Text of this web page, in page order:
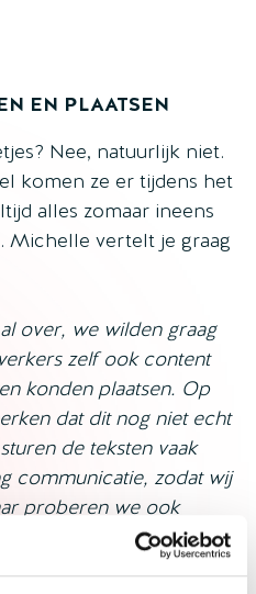
EN PLAATSEN
Nee, natuurlijk niet.
komen ze er tijdens het
alles zomaar ineens
Michelle vertelt je graag
over, we wilden graag
zelf ook content
konden plaatsen. Op
dat dit nog niet echt
de teksten vaak
communicatie, zodat wij
proberen we ook
Collega’s moeten weten
kunnen plaatsen. Het is